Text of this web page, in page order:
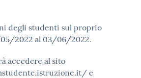
degli studenti sul proprio
2022 al 03/06/2022.
accedere al sito
e